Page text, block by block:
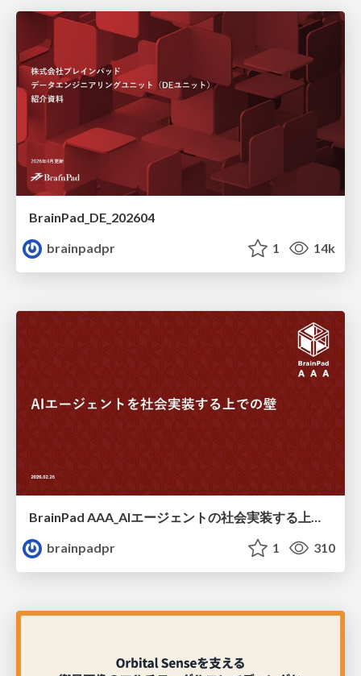
BrainPad_DE_202604
brainpadpr
1 14k
BrainPad AAA_AIエージェントの社会実装する上での壁 / Barriers to the Social Implementation of AI Agents
brainpadpr
1 310